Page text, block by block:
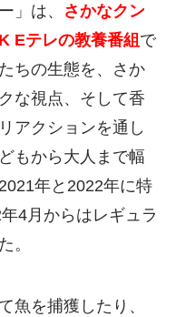
」は、
さかなクン
Eテレの教養番組で
ちの生態を、さか
な視点、そして香
アクションを通し
もから大人まで幅
年と2022年に特
4月からはレギュラ
。
魚を捕獲したり、